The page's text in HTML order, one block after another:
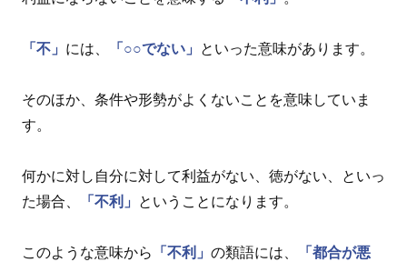
「不」 には、 「○○でない」 といった意味があります。
そのほか、条件や形勢がよくないことを意味していま
す。
何かに対し自分に対して利益がない、徳がない、といっ
た場合、
「不利」 ということになります。
このような意味から 「不利」 の類語には、
「都合が悪